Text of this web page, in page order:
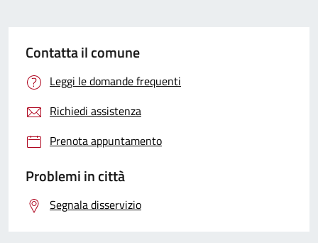
Contatta il comune
Leggi le domande frequenti
Richiedi assistenza
Prenota appuntamento
Problemi in città
Segnala disservizio